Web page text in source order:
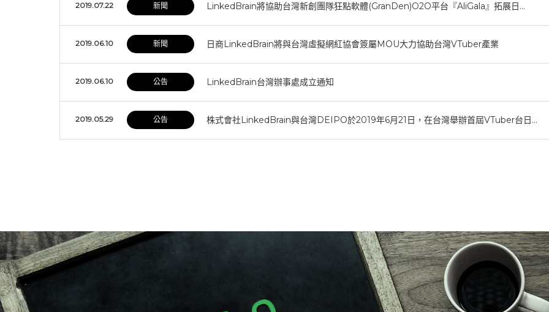
2019.07.22 新聞 LinkedBrain將協助台灣新創團隊狂點軟體(GranDen)O2O平台『AliGala』拓展日…
2019.06.10 新聞 日商LinkedBrain將與台灣虛擬網紅協會簽屬MOU大力協助台灣VTuber產業
2019.06.10 公告 LinkedBrain台灣辦事處成立通知
2019.05.29 公告 株式會社LinkedBrain與台灣DEIPO於2019年6月21日，在台灣舉辦首屆VTuber台日…